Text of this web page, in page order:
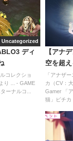
Uncategorized
ディ
コレクショ
り ... - GAME
ーナルコ...
【アナ
空を超
→ピチ
「アナザ
カ（CV：
Gamer 「
猫」ピチカ